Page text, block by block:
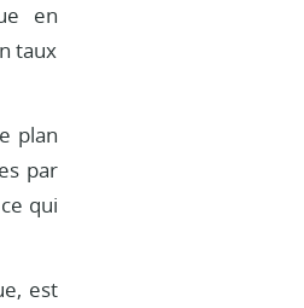
en
taux
plan
par
qui
est